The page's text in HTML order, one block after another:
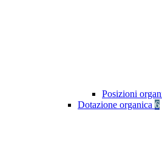
Posizioni
Dotazione organica 6